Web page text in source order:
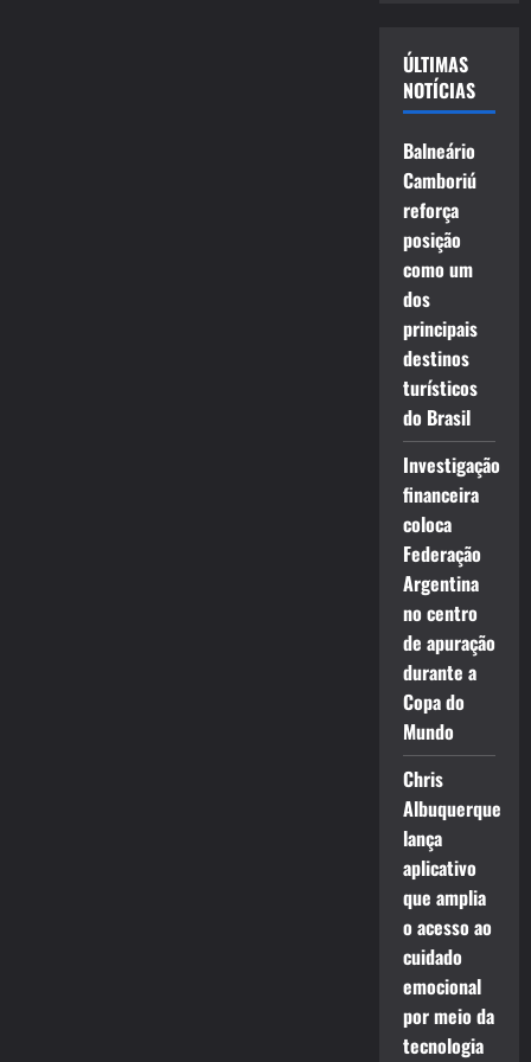
ÚLTIMAS
NOTÍCIAS
Balneário
Camboriú
reforça
posição
como um
dos
principais
destinos
turísticos
do Brasil
Investigação
financeira
coloca
Federação
Argentina
no centro
de apuração
durante a
Copa do
Mundo
Chris
Albuquerque
lança
aplicativo
que amplia
o acesso ao
cuidado
emocional
por meio da
tecnologia